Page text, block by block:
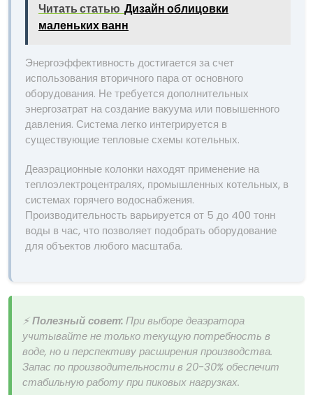
Читать статью Дизайн облицовки
маленьких ванн
Энергоэффективность достигается за счет
использования вторичного пара от основного
оборудования. Не требуется дополнительных
энергозатрат на создание вакуума или повышенного
давления. Система легко интегрируется в
существующие тепловые схемы котельных.
Деаэрационные колонки находят применение на
теплоэлектроцентралях, промышленных котельных, в
системах горячего водоснабжения.
Производительность варьируется от 5 до 400 тонн
воды в час, что позволяет подобрать оборудование
для объектов любого масштаба.
⚡Полезный совет:При выборе деаэратора
учитывайте не только текущую потребность в
воде, но и перспективу расширения производства.
Запас по производительности в 20-30% обеспечит
стабильную работу при пиковых нагрузках.